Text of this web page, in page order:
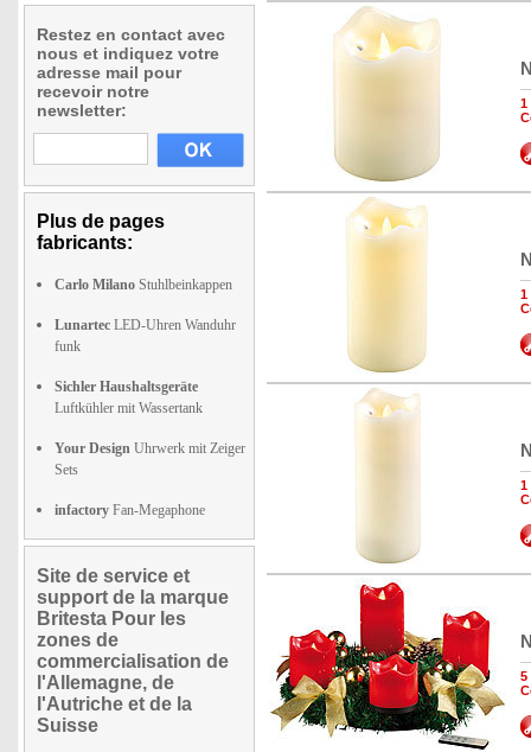
Restez en contact avec
nous et indiquez votre
adresse mail pour
recevoir notre
newsletter:
Plus de pages
fabricants:
Carlo Milano Stuhlbeinkappen
Lunartec LED-Uhren Wanduhr
funk
Sichler Haushaltsgeräte
Luftkühler mit Wassertank
Your Design Uhrwerk mit Zeiger
Sets
infactory Fan-Megaphone
Site de service et
support de la marque
Britesta Pour les
zones de
commercialisation de
l'Allemagne, de
l'Autriche et de la
Suisse
1
1
1
5